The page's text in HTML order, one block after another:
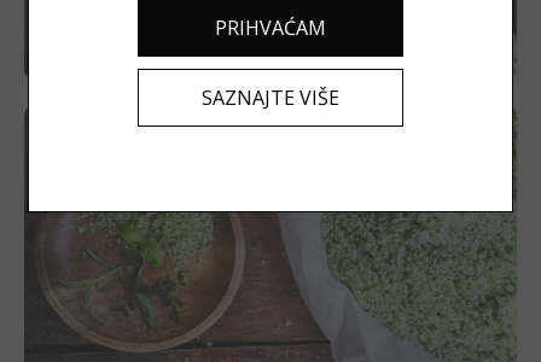
PRIHVAĆAM
SAZNAJTE VIŠE